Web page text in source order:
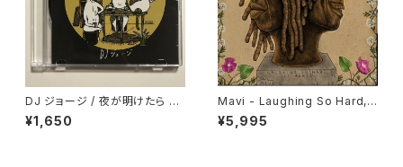
DJ ジョージ / 夜が明けたら Bl
ack Coffee
¥1,650
Mavi - Laughing So Hard, I
t Hurts "LP"
¥5,995